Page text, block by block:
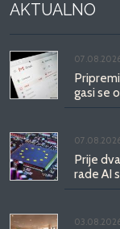
AKTUALNO
gasi se
Prije
rade AI